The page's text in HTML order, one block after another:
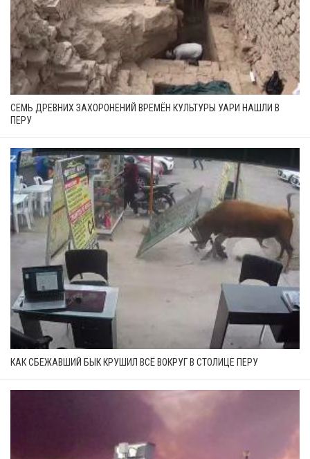
СЕМЬ ДРЕВНИХ ЗАХОРОНЕНИЙ ВРЕМЁН КУЛЬТУРЫ УАРИ НАШЛИ В
ПЕРУ
КАК СБЕЖАВШИЙ БЫК КРУШИЛ ВСЁ ВОКРУГ В СТОЛИЦЕ ПЕРУ